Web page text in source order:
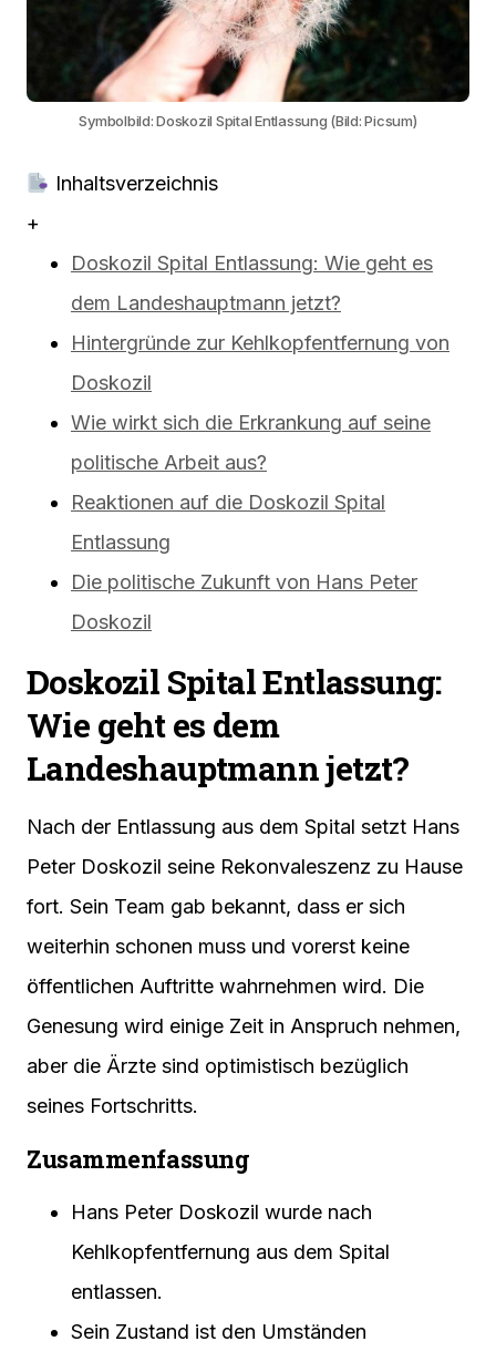
Symbolbild: Doskozil Spital Entlassung (Bild: Picsum)
Inhaltsverzeichnis
+
Doskozil Spital Entlassung: Wie geht es
dem Landeshauptmann jetzt?
Hintergründe zur Kehlkopfentfernung von
Doskozil
Wie wirkt sich die Erkrankung auf seine
politische Arbeit aus?
Reaktionen auf die Doskozil Spital
Entlassung
Die politische Zukunft von Hans Peter
Doskozil
Doskozil Spital Entlassung:
Wie geht es dem
Landeshauptmann jetzt?
Nach der Entlassung aus dem Spital setzt Hans
Peter Doskozil seine Rekonvaleszenz zu Hause
fort. Sein Team gab bekannt, dass er sich
weiterhin schonen muss und vorerst keine
öffentlichen Auftritte wahrnehmen wird. Die
Genesung wird einige Zeit in Anspruch nehmen,
aber die Ärzte sind optimistisch bezüglich
seines Fortschritts.
Zusammenfassung
Hans Peter Doskozil wurde nach
Kehlkopfentfernung aus dem Spital
entlassen.
Sein Zustand ist den Umständen